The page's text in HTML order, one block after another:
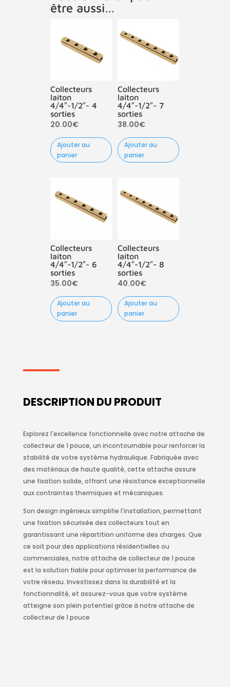
être aussi…
Collecteurs
laiton
4/4″-1/2″- 4
sorties
20.00€
Ajouter au
panier
Collecteurs
laiton
4/4″-1/2″- 7
sorties
38.00€
Ajouter au
panier
Collecteurs
laiton
4/4″-1/2″- 6
sorties
35.00€
Ajouter au
panier
Collecteurs
laiton
4/4″-1/2″- 8
sorties
40.00€
Ajouter au
panier
DESCRIPTION DU PRODUIT
Explorez l'excellence fonctionnelle avec notre attache de
collecteur de 1 pouce, un incontournable pour renforcer la
stabilité de votre système hydraulique. Fabriquée avec
des matériaux de haute qualité, cette attache assure
une fixation solide, offrant une résistance exceptionnelle
aux contraintes thermiques et mécaniques.
Son design ingénieux simplifie l'installation, permettant
une fixation sécurisée des collecteurs tout en
garantissant une répartition uniforme des charges. Que
ce soit pour des applications résidentielles ou
commerciales, notre attache de collecteur de 1 pouce
est la solution fiable pour optimiser la performance de
votre réseau. Investissez dans la durabilité et la
fonctionnalité, et assurez-vous que votre système
atteigne son plein potentiel grâce à notre attache de
collecteur de 1 pouce